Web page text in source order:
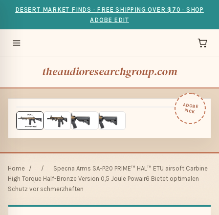
DESERT MARKET FINDS · FREE SHIPPING OVER $70 · SHOP
ADOBE EDIT
theaudioresearchgroup.com
ADOBE
PICK
Home / /
Specna Arms SA-P20 PRIME™ HAL™ ETU airsoft Carbine
High Torque Half-Bronze Version 0,5 Joule Powair6 Bietet optimalen
Schutz vor schmerzhaften